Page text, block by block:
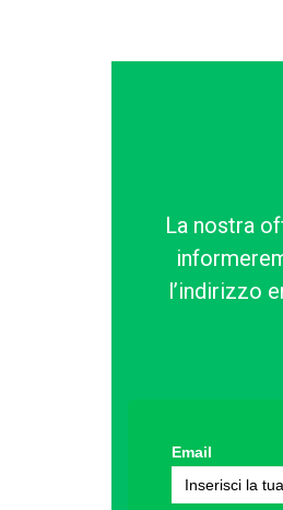
La nostra
l’indirizzo
Email